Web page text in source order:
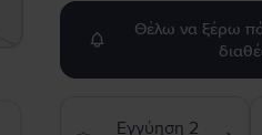
Θέλω να ξέρω
Εγγύηση 2